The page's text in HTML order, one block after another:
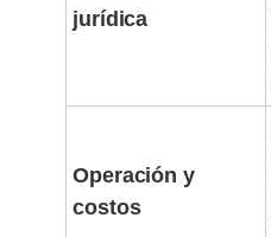
jurídica
Operación y
costos